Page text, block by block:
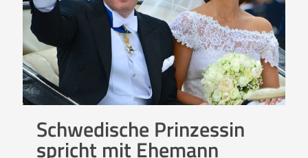
Schwedische Prinzessin
spricht mit Ehemann